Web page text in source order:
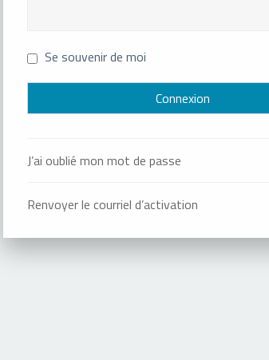
Se souvenir de moi
J’ai oublié mon mot de passe
Renvoyer le courriel d’activation